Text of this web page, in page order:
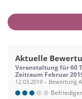
Aktuelle
Veranstaltung für 60
Zeitraum Februar
12.03.2019 – Bewertung